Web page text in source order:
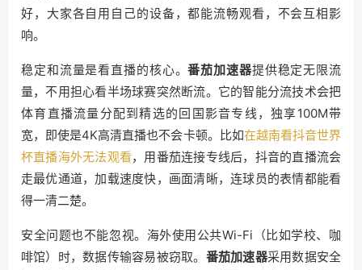
好，大家各自用自己的设备，都能流畅观看，不会互相影
响。
稳定和流量是看直播的核心。番茄加速器提供稳定无限流
量，不用担心看半场球赛突然断流。它的智能分流技术会把
体育直播流量分配到精选的回国影音专线，独享100M带
宽，即使是4K高清直播也不会卡顿。比如在越南看抖音世界
杯直播海外无法观看，用番茄连接专线后，抖音的直播流会
走最优通道，加载速度快，画面清晰，连球员的表情都能看
得一清二楚。
安全问题也不能忽视。海外使用公共Wi-Fi（比如学校、咖
啡馆）时，数据传输容易被窃取。 番茄加速器采用数据安全